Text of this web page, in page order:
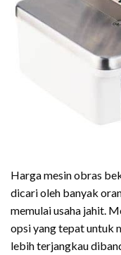
Harga mesin obras
dicari oleh banyak
memulai usaha jahit.
opsi yang tepat untuk
lebih terjangkau